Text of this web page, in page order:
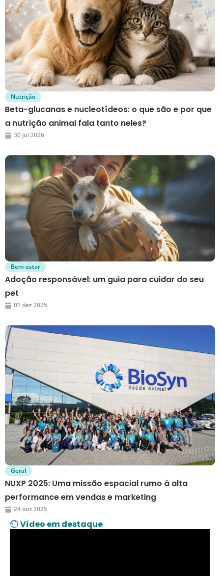
Nutrição
Beta-glucanas e nucleotídeos: o que são e por que
a nutrição animal fala tanto neles?
30 jul 2026
Bem-estar
Adoção responsável: um guia para cuidar do seu
pet
01 dez 2025
Geral
NUXP 2025: Uma missão espacial rumo à alta
performance em vendas e marketing
24 out 2025
Vídeo em destaque